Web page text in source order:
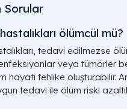
Sorular
ölümcül mü?
tedavi edilmezse
veya tümörler
hayati tehlike oluşturabilir.
tedavi ile ölüm riski